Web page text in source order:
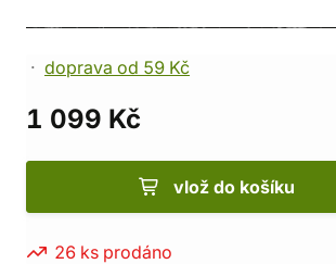
doprava od 59 Kč
1 099 Kč
vlož do košíku
26 ks prodáno